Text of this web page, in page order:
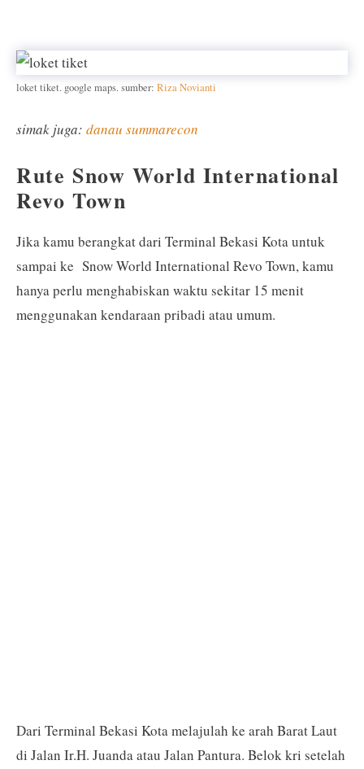
loket tiket. google maps. sumber: Riza Novianti
simak juga: danau summarecon
Rute Snow World International
Revo Town
Jika kamu berangkat dari Terminal Bekasi Kota untuk
sampai ke Snow World International Revo Town, kamu
hanya perlu menghabiskan waktu sekitar 15 menit
menggunakan kendaraan pribadi atau umum.
Dari Terminal Bekasi Kota melajulah ke arah Barat Laut
di Jalan Ir.H. Juanda atau Jalan Pantura. Belok kri setelah